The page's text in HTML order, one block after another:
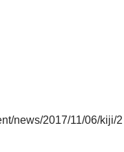
news/2017/11/06/kiji/2